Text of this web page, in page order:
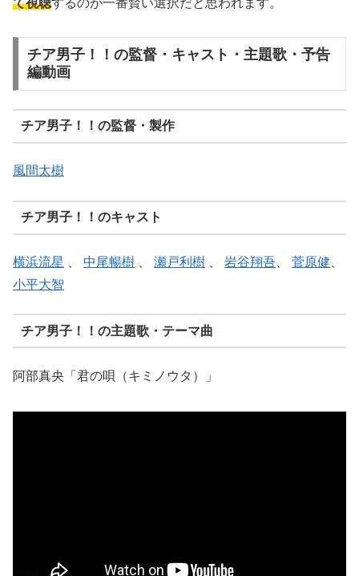
チア男子！！の監督・キャスト・主題歌・予告
編動画
チア男子！！の監督・製作
風間太樹
チア男子！！のキャスト
横浜流星 中尾暢樹 瀬戸利樹 岩谷翔吾 菅原健
小平大智
チア男子！！の主題歌・テーマ曲
阿部真央「君の唄（キミノウタ）」